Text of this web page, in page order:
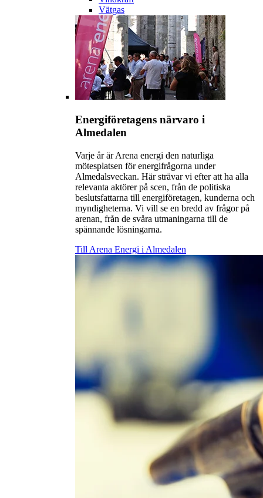
Vätgas
Energiföretagens närvaro i
Almedalen
Varje år är Arena energi den naturliga
mötesplatsen för energifrågorna under
Almedalsveckan. Här strävar vi efter att ha alla
relevanta aktörer på scen, från de politiska
beslutsfattarna till energiföretagen, kunderna och
myndigheterna. Vi vill se en bredd av frågor på
arenan, från de svåra utmaningarna till de
spännande lösningarna.
Till Arena Energi i Almedalen